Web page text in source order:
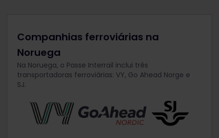
Companhias ferroviárias na
Noruega
Na Noruega, o Passe Interrail inclui três
transportadoras ferroviárias: VY, Go Ahead Norge e
SJ.